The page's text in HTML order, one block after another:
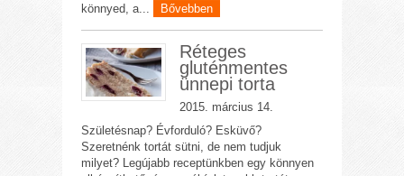
könnyed, a...
Bővebben
Réteges
gluténmentes
ünnepi torta
2015. március 14.
Születésnap? Évforduló? Esküvő?
Szeretnénk tortát sütni, de nem tudjuk
milyet? Legújabb receptünkben egy könnyen